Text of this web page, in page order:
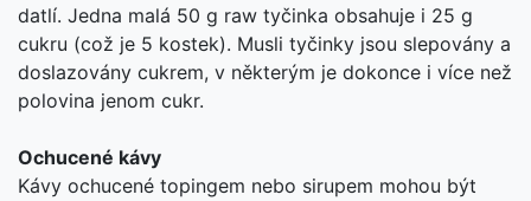
datlí. Jedna malá 50 g raw tyčinka obsahuje i 25 g
cukru (což je 5 kostek). Musli tyčinky jsou slepovány a
doslazovány cukrem, v některým je dokonce i více než
polovina jenom cukr.
Ochucené kávy
Kávy ochucené topingem nebo sirupem mohou být